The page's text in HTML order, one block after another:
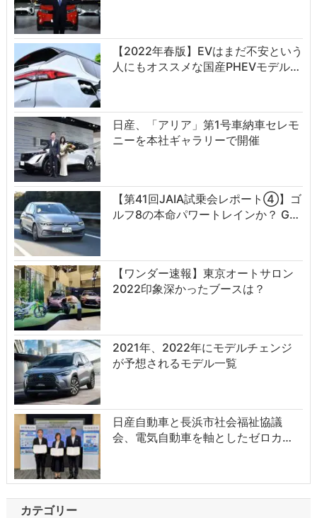
【2022年春版】EVはまだ不安という
人にもオススメな国産PHEVモデル…
日産、「アリア」第1号車納車セレモ
ニーを本社ギャラリーで開催
【第41回JAIA試乗会レポート④】ゴ
ルフ8の本命パワートレインか？ G…
【ワンダー速報】東京オートサロン
2022印象深かったブースは？
2021年、2022年にモデルチェンジ
が予想されるモデル一覧
日産自動車と長浜市社会福祉協議
会、電気自動車を軸としたゼロカ…
カテゴリー